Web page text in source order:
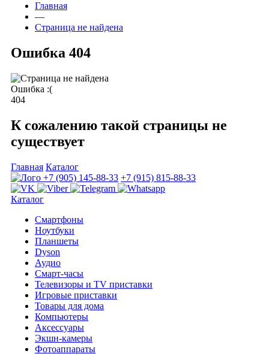
Главная
—
Страница не найдена
Ошибка 404
Ошибка :(
404
К сожалению такой страницы не
существует
Главная Каталог
+7 (905) 145-88-33 +7 (915) 815-88-33
Каталог
Смартфоны
Ноутбуки
Планшеты
Dyson
Аудио
Смарт-часы
Телевизоры и TV приставки
Игровые приставки
Товары для дома
Компьютеры
Аксесcуары
Экшн-камеры
Фотоаппараты